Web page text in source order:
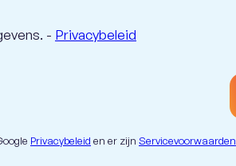
- Privacybeleid
Privacybeleid en er zijnServicevoorwaarden